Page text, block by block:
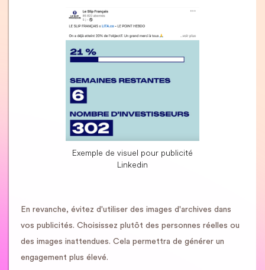
Exemple de visuel pour publicité
Linkedin
En revanche, évitez d'utiliser des images d'archives dans
vos publicités. Choisissez plutôt des personnes réelles ou
des images inattendues. Cela permettra de générer un
engagement plus élevé.